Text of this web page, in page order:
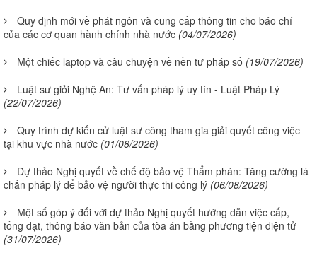
Quy định mới về phát ngôn và cung cấp thông tin cho báo chí
của các cơ quan hành chính nhà nước (04/07/2026)
Một chiếc laptop và câu chuyện về nền tư pháp số (19/07/2026)
Luật sư giỏi Nghệ An: Tư vấn pháp lý uy tín - Luật Pháp Lý
(22/07/2026)
Quy trình dự kiến cử luật sư công tham gia giải quyết công việc
tại khu vực nhà nước (01/08/2026)
Dự thảo Nghị quyết về chế độ bảo vệ Thẩm phán: Tăng cường lá
chắn pháp lý để bảo vệ người thực thi công lý (06/08/2026)
Một số góp ý đối với dự thảo Nghị quyết hướng dẫn việc cấp,
tống đạt, thông báo văn bản của tòa án bằng phương tiện điện tử
(31/07/2026)